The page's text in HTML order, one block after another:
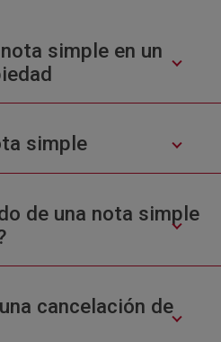
simple en un
simple
de una nota simple
cancelación de